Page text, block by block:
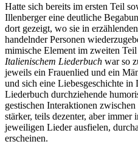
Hatte sich bereits im ersten Teil
Illenberger eine deutliche
dort gezeigt, wo sie in
handelnder Personen
mimische Element im zweiten
Italienischem Liederbuch war so
jeweils ein Frauenlied und ein
und sich eine Liebesgeschichte
Liederbuch durchziehende
gestischen Interaktionen
stärker, teils dezenter, aber
jeweiligen Lieder ausfielen,
erscheinen.